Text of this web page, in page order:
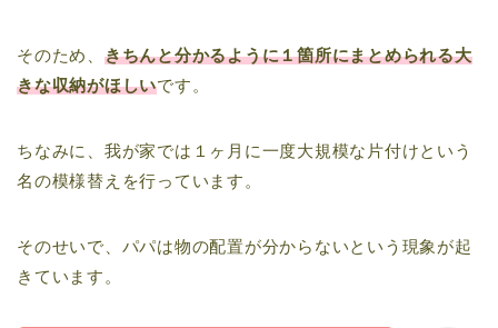
そのため、 きちんと分かるように１箇所にまとめられる大
きな収納がほしいです。
ちなみに、我が家では１ヶ月に一度大規模な片付けという
名の模様替えを行っています。
そのせいで、パパは物の配置が分からないという現象が起
きています。